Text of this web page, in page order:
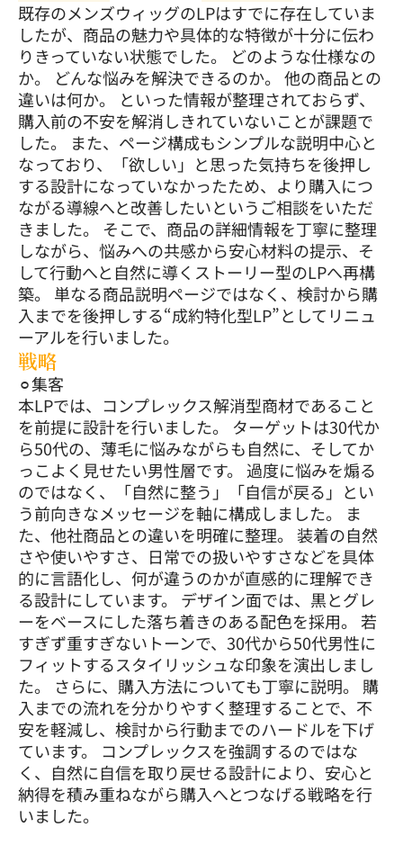
既存のメンズウィッグのLPはすでに存在していま
したが、商品の魅力や具体的な特徴が十分に伝わ
りきっていない状態でした。 どのような仕様なの
か。 どんな悩みを解決できるのか。 他の商品との
違いは何か。 といった情報が整理されておらず、
購入前の不安を解消しきれていないことが課題で
した。 また、ページ構成もシンプルな説明中心と
なっており、「欲しい」と思った気持ちを後押し
する設計になっていなかったため、より購入につ
ながる導線へと改善したいというご相談をいただ
きました。 そこで、商品の詳細情報を丁寧に整理
しながら、悩みへの共感から安心材料の提示、そ
して行動へと自然に導くストーリー型のLPへ再構
築。 単なる商品説明ページではなく、検討から購
入までを後押しする“成約特化型LP”としてリニュ
ーアルを行いました。
戦略
⚪︎集客
本LPでは、コンプレックス解消型商材であること
を前提に設計を行いました。 ターゲットは30代か
ら50代の、薄毛に悩みながらも自然に、そしてか
っこよく見せたい男性層です。 過度に悩みを煽る
のではなく、「自然に整う」「自信が戻る」とい
う前向きなメッセージを軸に構成しました。 ま
た、他社商品との違いを明確に整理。 装着の自然
さや使いやすさ、日常での扱いやすさなどを具体
的に言語化し、何が違うのかが直感的に理解でき
る設計にしています。 デザイン面では、黒とグレ
ーをベースにした落ち着きのある配色を採用。 若
すぎず重すぎないトーンで、30代から50代男性に
フィットするスタイリッシュな印象を演出しまし
た。 さらに、購入方法についても丁寧に説明。 購
入までの流れを分かりやすく整理することで、不
安を軽減し、検討から行動までのハードルを下げ
ています。 コンプレックスを強調するのではな
く、自然に自信を取り戻せる設計により、安心と
納得を積み重ねながら購入へとつなげる戦略を行
いました。